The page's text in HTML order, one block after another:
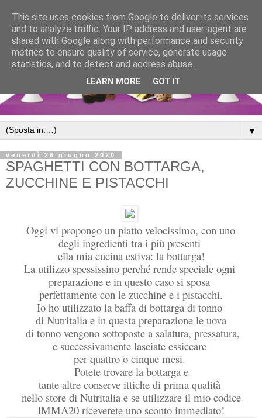
▼
venerdì 26 giugno 2020
SPAGHETTI CON BOTTARGA,
ZUCCHINE E PISTACCHI
Oggi vi propongo un piatto velocissimo, con uno
degli ingredienti tra i più presenti
ella mia cucina estiva: la bottarga!
La utilizzo spessissino perché rende speciale ogni
preparazione e in questo caso si sposa
perfettamente con le zucchine e i pistacchi.
Io ho utilizzato la baffa di bottarga di tonno
di Nutritalia e in questa preparazione le uova
di tonno vengono sottoposte a salatura, pressatura,
e successivamente lasciate essiccare
per quattro o cinque mesi.
Potete trovare la bottarga e
tante altre conserve ittiche di prima qualità
nello store di Nutritalia e se utilizzare il mio codice
IMMA20 riceverete uno sconto immediato!
This site uses cookies from Google to deliver its services
and to analyze traffic. Your IP address and user-agent are
shared with Google along with performance and security
metrics to ensure quality of service, generate usage
statistics, and to detect and address abuse.
LEARN MORE GOT IT